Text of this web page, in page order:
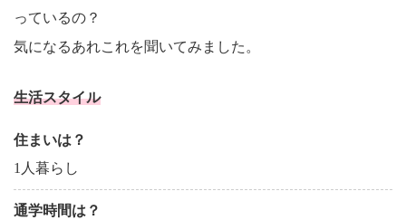
っているの？
気になるあれこれを聞いてみました。
生活スタイル
住まいは？
1人暮らし
通学時間は？